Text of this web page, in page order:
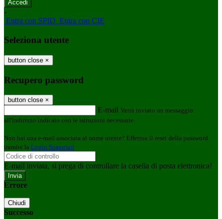
-
Entra con SPID Entra con CIE
Seleziona utente
button close ×
Recupero password
button close ×
E-mail Verrà inviato un messaggio
all'indirizzo indicato con le istruzioni necessarie.
Non hai una e-mail associata al nome utente? Effettua il reset della password
tramite la Login Spaggiari
E-mail inviata, si prega di controllare la casella di posta elettronica!
Errore
Chiudi
Successo